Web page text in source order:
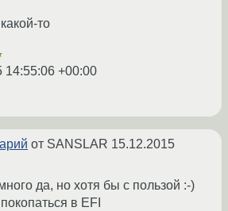
то
14:55:06 +00:00
от SANSLAR 15.12.2015
да, но хотя бы с пользой :-)
в EFI